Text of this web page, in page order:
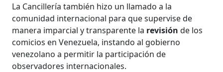
La Cancillería también hizo un llamado a la
comunidad internacional para que supervise de
manera imparcial y transparente la revisión de los
comicios en Venezuela, instando al gobierno
venezolano a permitir la participación de
observadores internacionales.